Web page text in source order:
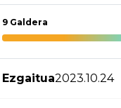
9 Galdera
Ezgaitua2023.10.24